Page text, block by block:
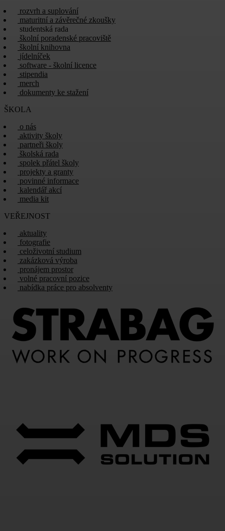
rozvrh a suplování
maturitní a závěrečné zkoušky
studentská rada
školní poradenské pracoviště
školní knihovna
jídelníček
software - školní licence
stipendia
merch
dokumenty ke stažení
ŠKOLA
o nás
aktivity školy
partneři školy
školská rada
spolek přátel školy
projekty a granty
povinné informace
kalendář akcí
media kit
VEŘEJNOST
aktuality
fotografie
celoživotní studium
zakázková výroba
pronájem prostor
volné pracovní pozice
nabídka práce pro absolventy